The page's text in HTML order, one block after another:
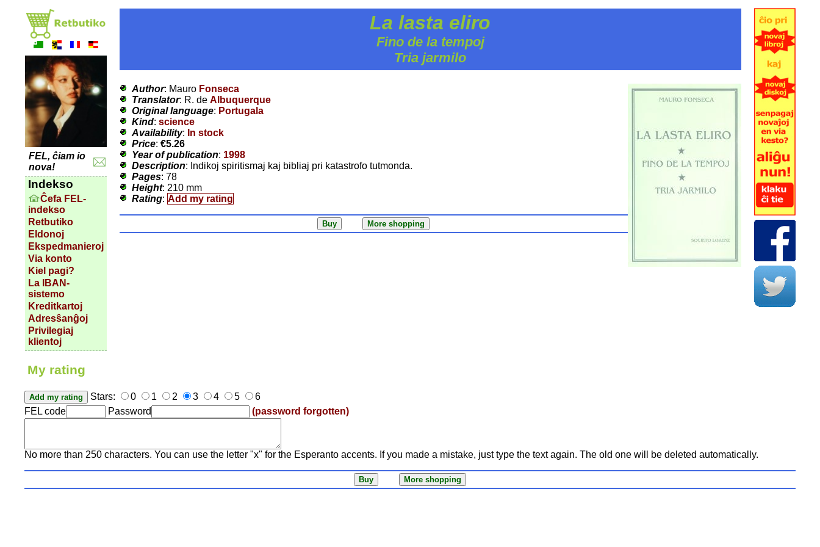
FEL, ĉiam io
nova!
Indekso
Ĉefa FEL-
indekso
Retbutiko
Eldonoj
Ekspedmanieroj
Via konto
Kiel pagi?
La IBAN-
sistemo
Kreditkartoj
Adresŝanĝoj
Privilegiaj
klientoj
La lasta eliro
Fino de la tempoj
Tria jarmilo
Author: Mauro Fonseca
Translator: R. de Albuquerque
Original language: Portugala
Kind: science
Availability: In stock
Price: €5.26
Year of publication: 1998
Description: Indikoj spiritismaj kaj bibliaj pri katastrofo tutmonda.
Pages: 78
Height: 210 mm
Rating: Add my rating
My rating
Stars: 0 1 2 3 4 5
6
FEL code
Password (password forgotten)
No more than 250 characters. You can use the letter "x" for the Esperanto accents. If you made a mistake, just type the text again. The old one will be deleted automatically.